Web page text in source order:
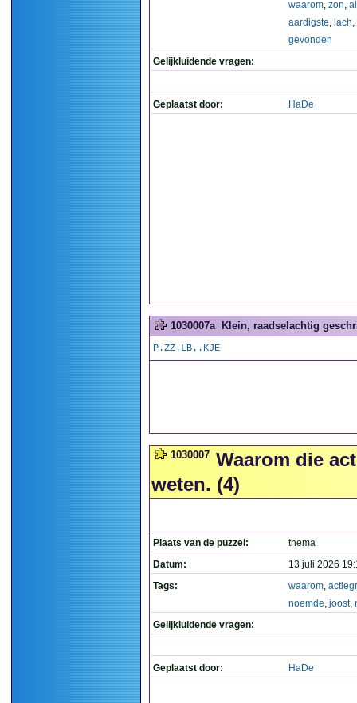
waarom, zon,
aardigste, lach,
gevonden
Gelijkluidende vragen:
Geplaatst door: HaDe
1030007a Klein, raadselachtig
P.ZZ.LB..KJE
1030007 Waarom die
weten. (4)
Plaats van de puzzel:
thema
Datum:
13 juli 2026
Tags:
waarom,
noemde, joost,
Gelijkluidende vragen:
Geplaatst door: HaDe